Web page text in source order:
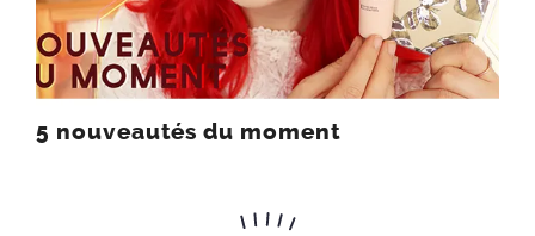
5 nouveautés du moment